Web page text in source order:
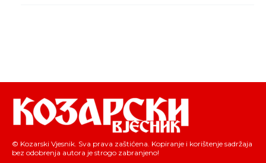
© Kozarski Vjesnik. Sva prava zaštićena. Kopiranje i korištenje sadržaja
bez odobrenja autora je strogo zabranjeno!